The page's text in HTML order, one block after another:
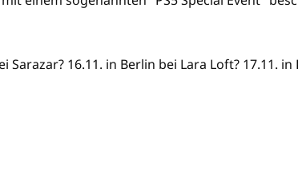
Sarazar? 16.11. in Berlin bei Lara Loft? 17.11.